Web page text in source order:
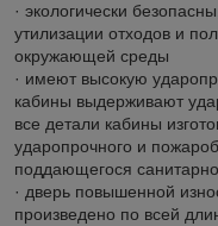
· экологически
утилизации отходов и
окружающей среды
· имеют высокую
кабины выдерживают
все детали кабины
ударопрочного и
поддающегося
· дверь повышенной
произведено по всей